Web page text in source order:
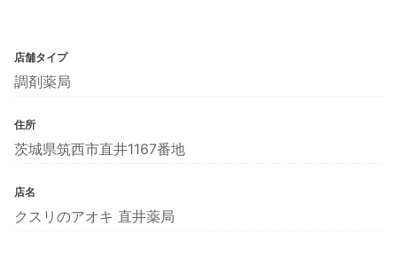
店舗タイプ
調剤薬局
住所
茨城県筑西市直井1167番地
店名
クスリのアオキ 直井薬局